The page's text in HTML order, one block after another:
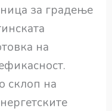
за градење
на
склоп на